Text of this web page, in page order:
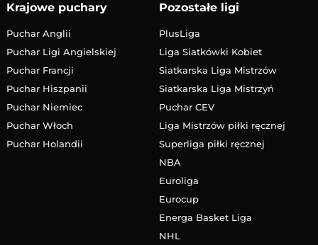
Krajowe puchary
Puchar Anglii
Puchar Ligi Angielskiej
Puchar Francji
Puchar Hiszpanii
Puchar Niemiec
Puchar Włoch
Puchar Holandii
Pozostałe ligi
PlusLiga
Liga Siatkówki Kobiet
Siatkarska Liga Mistrzów
Siatkarska Liga Mistrzyń
Puchar CEV
Liga Mistrzów piłki ręcznej
Superliga piłki ręcznej
NBA
Euroliga
Eurocup
Energa Basket Liga
NHL